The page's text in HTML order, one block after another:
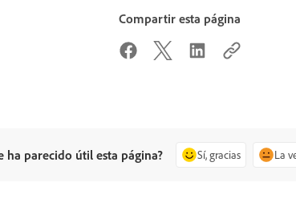
Compartir esta página
ha parecido útil esta página? Sí, gracias La